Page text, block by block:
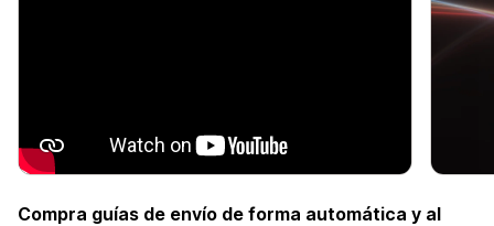
Compra guías de envío de forma automática y al